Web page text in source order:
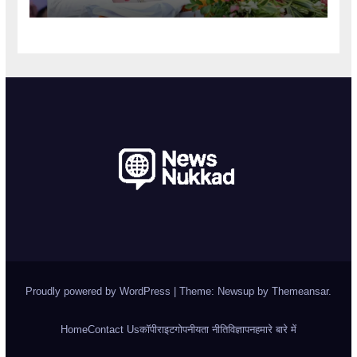
Proudly powered by WordPress | Theme: Newsup by Themeansar.
HomeContact Usकॉपीराइटगोपनीयता नीतिविज्ञापनहमारे बारे में